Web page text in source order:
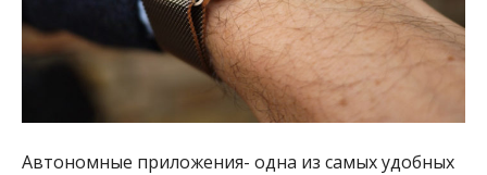
Автономные приложения- одна из самых удобных